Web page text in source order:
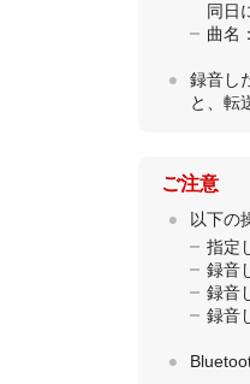
同日
曲名
録音し
と、転
ご注意
以下の
指定
録音
録音
録音